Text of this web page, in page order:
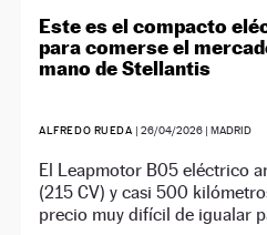
Este es el compacto
para comerse el
mano de Stellantis
ALFREDO RUEDA | 26/04/2026| MADRID
El Leapmotor B05 eléctrico
(215 CV) y casi 500
precio muy difícil de igualar